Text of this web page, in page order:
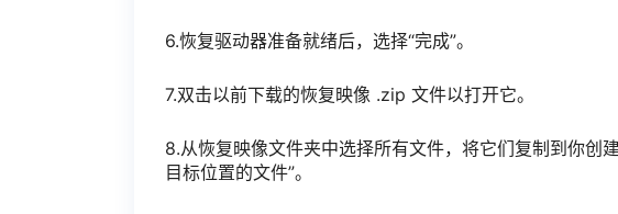
6.恢复驱动器准备就绪后，选择“完成”。
7.双击以前下载的恢复映像 .zip 文件以打开它。
8.从恢复映像文件夹中选择所有文件，将它们复制到你创
目标位置的文件”。